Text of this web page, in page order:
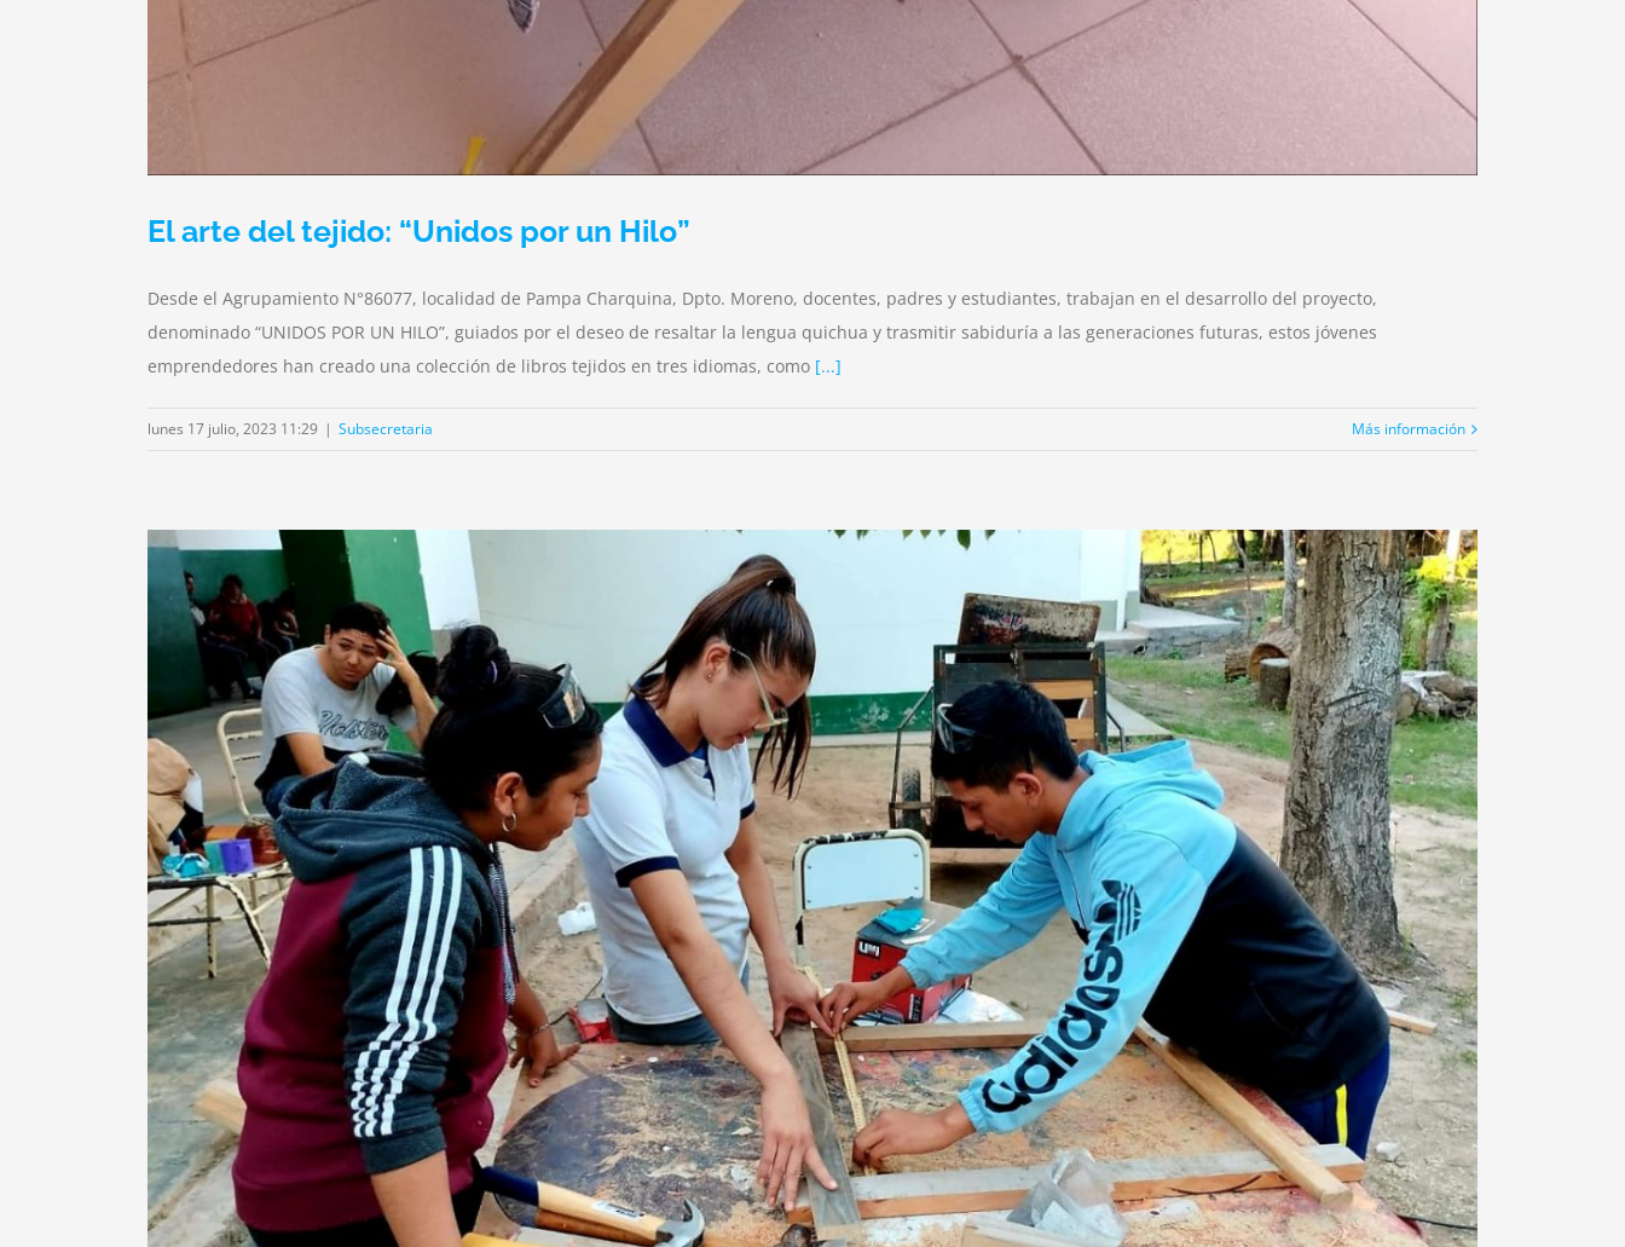
El arte del tejido: “Unidos por un Hilo”
Desde el Agrupamiento N°86077, localidad de Pampa Charquina, Dpto. Moreno, docentes, padres y estudiantes, trabajan en el desarrollo del proyecto,
denominado “UNIDOS POR UN HILO”, guiados por el deseo de resaltar la lengua quichua y trasmitir sabiduría a las generaciones futuras, estos jóvenes
emprendedores han creado una colección de libros tejidos en tres idiomas, como [...]
lunes 17 julio, 2023 11:29 | Subsecretaria Más información